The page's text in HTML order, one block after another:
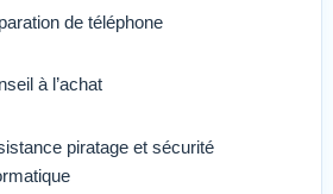
de téléphone
à l’achat
piratage et sécurité